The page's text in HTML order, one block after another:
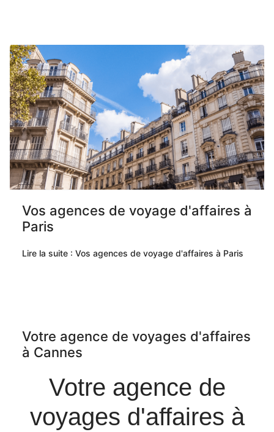
Vos agences de voyage d'affaires à
Paris
Lire la suite : Vos agences de voyage d'affaires à Paris
Votre agence de voyages d'affaires
à Cannes
Votre agence de
voyages d'affaires à